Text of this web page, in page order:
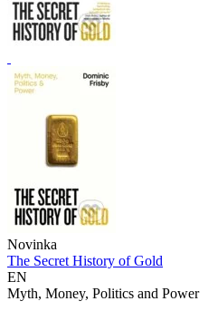
Novinka
The Secret History of Gold
EN
Myth, Money, Politics and Power